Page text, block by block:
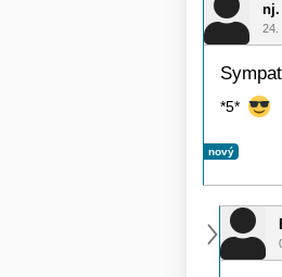
nj.
24.
*5*
nový